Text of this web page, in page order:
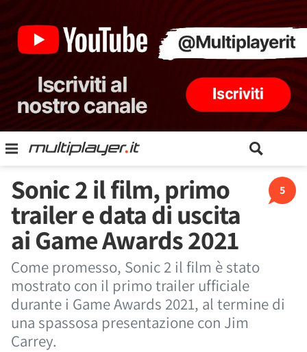
5
Sonic 2 il film, primo
trailer e data di uscita
ai Game Awards 2021
Come promesso, Sonic 2 il film è stato
mostrato con il primo trailer ufficiale
durante i Game Awards 2021, al termine di
una spassosa presentazione con Jim
Carrey.